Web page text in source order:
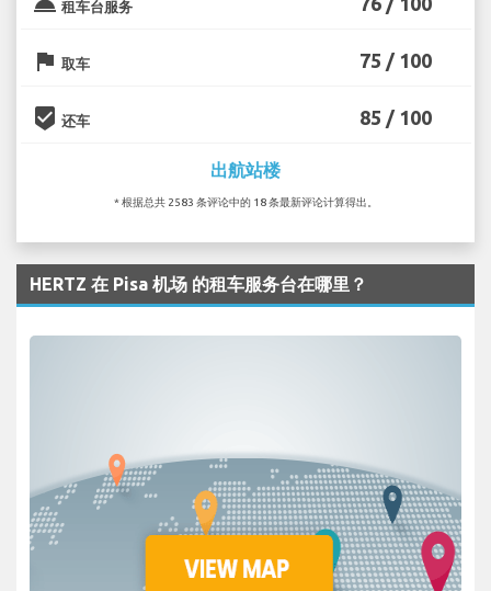
租车台服务
flag 取车 75 / 100
beenhere 还车 85 / 100
出航站楼
* 根据总共 2583 条评论中的 18 条最新评论计算得出。
HERTZ 在 Pisa 机场 的租车服务台在哪里？